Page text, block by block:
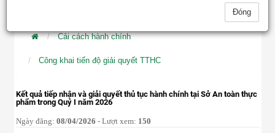
Đóng
Cải cách hành chính
Công khai tiến độ giải quyết TTHC
Kết quả tiếp nhận và giải quyết thủ tục hành chính tại Sở An toàn thực
phẩm trong Quý I năm 2026
Ngày đăng: 08/04/2026 - Lượt xem: 150